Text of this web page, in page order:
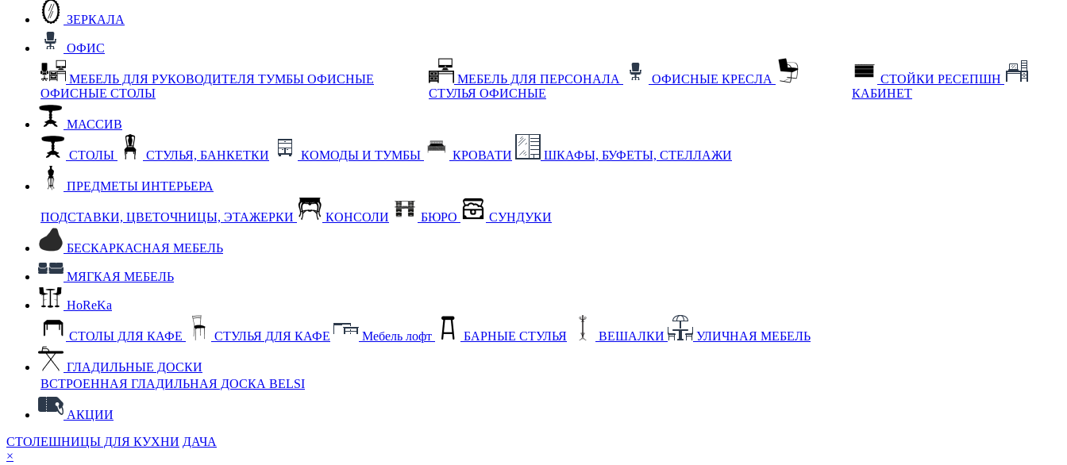
ЗЕРКАЛА
ОФИС
МЕБЕЛЬ ДЛЯ РУКОВОДИТЕЛЯ ТУМБЫ ОФИСНЫЕ
ОФИСНЫЕ СТОЛЫ
МЕБЕЛЬ ДЛЯ ПЕРСОНАЛА
ОФИСНЫЕ КРЕСЛА
СТУЛЬЯ ОФИСНЫЕ
СТОЙКИ РЕСЕПШН
КАБИНЕТ
МАССИВ
СТОЛЫ СТУЛЬЯ, БАНКЕТКИ КОМОДЫ И ТУМБЫ КРОВАТИ ШКАФЫ, БУФЕТЫ, СТЕЛЛАЖИ
ПРЕДМЕТЫ ИНТЕРЬЕРА
ПОДСТАВКИ, ЦВЕТОЧНИЦЫ, ЭТАЖЕРКИ КОНСОЛИ БЮРО СУНДУКИ
БЕСКАРКАСНАЯ МЕБЕЛЬ
МЯГКАЯ МЕБЕЛЬ
HoReKa
СТОЛЫ ДЛЯ КАФЕ СТУЛЬЯ ДЛЯ КАФЕ Мебель лофт БАРНЫЕ СТУЛЬЯ ВЕШАЛКИ УЛИЧНАЯ МЕБЕЛЬ
ГЛАДИЛЬНЫЕ ДОСКИ
ВСТРОЕННАЯ ГЛАДИЛЬНАЯ ДОСКА BELSI
АКЦИИ
СТОЛЕШНИЦЫ ДЛЯ КУХНИ ДАЧА
×